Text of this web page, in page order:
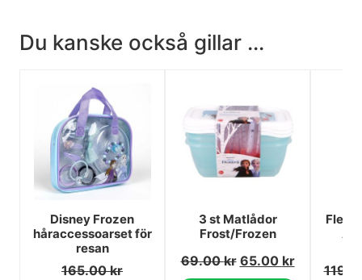
Du kanske också gillar ...
Disney Frozen
håraccessoarset för
resan
165.00kr
3 st Matlådor
Frost/Frozen
69.00kr 65.00 kr